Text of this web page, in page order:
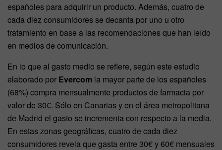
españoles para adquirir un producto. Además, cuatro de
cada diez consumidores se decanta por uno u otro
tratamiento en base a las recomendaciones que han leído
en medios de comunicación.
En lo que al gasto medio se refiere, según este estudio
elaborado por Evercom la mayor parte de los españoles
(68%) compra mensualmente productos de farmacia por
valor de 30€. Sólo en Canarias y en el área metropolitana
de Madrid el gasto se incrementa con respecto a la media.
En estas zonas geográficas, cuatro de cada diez
consumidores revela que gasta entre 30€ y 60€ mensuales